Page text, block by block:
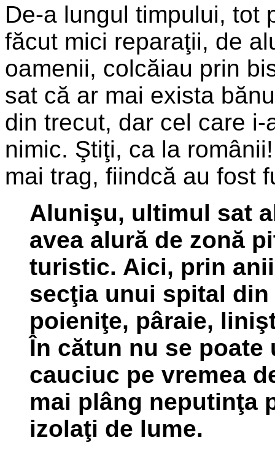
De-a lungul timpului, tot
făcut mici reparaţii, de
oamenii, colcăiau prin
sat că ar mai exista
din trecut, dar cel care
nimic. Ştiţi, ca la
mai trag, fiindcă au fost
Alunişu, ultimul sat
avea alură de zonă
turistic. Aici, prin
secţia unui spital
poieniţe, pâraie,
În cătun nu se poate
cauciuc pe vremea
mai plâng neputinţa
izolaţi de lume.